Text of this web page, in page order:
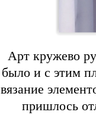
Арт кружево
было и с этим
вязание
пришлось